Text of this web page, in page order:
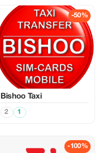
-50%
Bishoo Taxi
2 1
-100%